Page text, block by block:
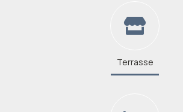
Terrasse